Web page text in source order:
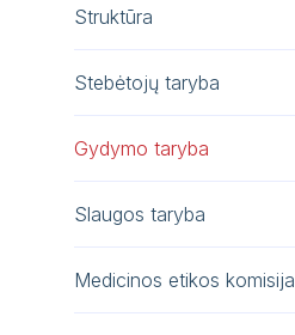
Struktūra
Stebėtojų taryba
Gydymo taryba
Slaugos taryba
Medicinos etikos komisija